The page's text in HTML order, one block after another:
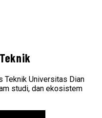
Teknik Universitas Dian
studi, dan ekosistem